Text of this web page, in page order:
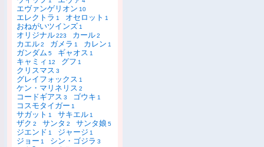
エヴァンゲリオン 10
エレクトラ 1 オセロット 1
おねがいツインズ 1
オリジナル223 カール2
カエル2 ガメラ 1 カレン 1
ガンダム 5 ギャオス 1
キャミィ 12 グフ 1
クリスマス 3
グレイフォックス 1
ケン・マリネリス 2
コードギアス 3 ゴウキ 1
コスモタイガー 1
サガット 1 サキエル 1
ザク 2 サンタ 2 サンタ娘 5
ジエンド 1 ジャージ 1
ジョー 1 シン・ゴジラ 3